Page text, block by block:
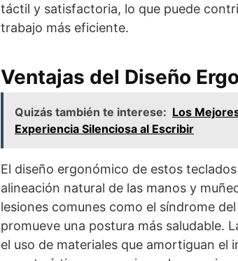
táctil y satisfactoria, lo que puede
trabajo más eficiente.
Ventajas del Diseño
Quizás también te interese: Los
Experiencia Silenciosa al Escribir
El diseño ergonómico de estos
alineación natural de las manos y
lesiones comunes como el síndrome
promueve una postura más saludable.
el uso de materiales que amortiguan el